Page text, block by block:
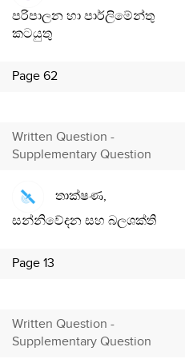
පරිපාලන හා පාර්ලිමේන්තු
කටයුතු
Page 62
Written Question -
Supplementary Question
තාක්ෂණ,
සන්නිවේදන සහ බලශක්ති
Page 13
Written Question -
Supplementary Question